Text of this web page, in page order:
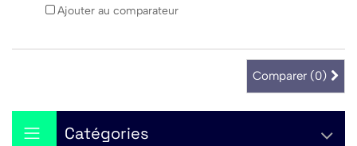
Ajouter au comparateur
Comparer (0)
Catégories